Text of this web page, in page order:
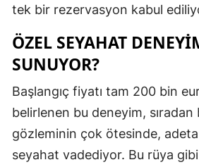
tek bir rezervasyon kabul
ÖZEL SEYAHAT
SUNUYOR?
Başlangıç fiyatı tam 200 bin
belirlenen bu deneyim,
gözleminin çok ötesinde,
seyahat vadediyor. Bu rüya